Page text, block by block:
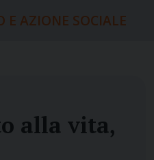
E AZIONE SOCIALE
alla vita,